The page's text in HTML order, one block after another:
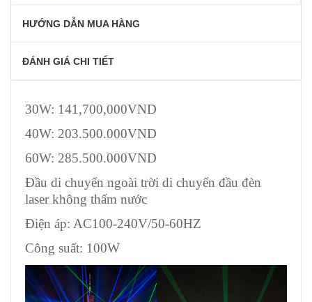
HƯỚNG DẪN MUA HÀNG
ĐÁNH GIÁ CHI TIẾT
30W: 141,700,000VND
40W: 203.500.000VND
60W: 285.500.000VND
Đầu di chuyển ngoài trời di chuyển đầu đèn
laser không thấm nước
Điện áp: AC100-240V/50-60HZ
Công suất: 100W